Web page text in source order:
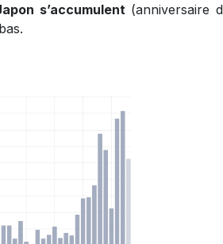
s’accumulent (anniversaire